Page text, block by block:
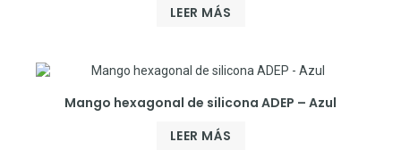
LEER MÁS
Mango hexagonal de silicona ADEP – Azul
LEER MÁS